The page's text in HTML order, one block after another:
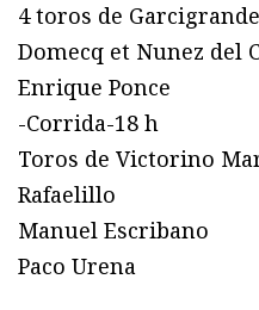
4 toros de
Domecq et Nunez del
Enrique Ponce
-Corrida-18 h
Toros de Victorino
Rafaelillo
Manuel Escribano
Paco Urena